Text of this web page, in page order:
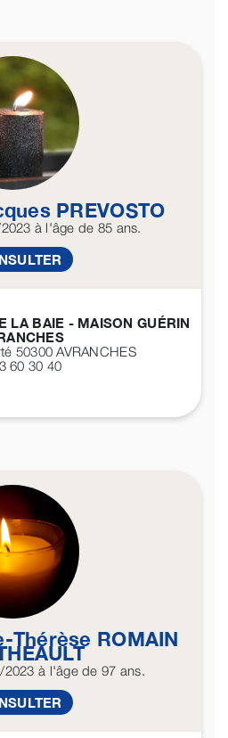
PREVOSTO
à l'âge de 85 ans.
LA BAIE - MAISON GUÉRIN
50300AVRANCHES
60 30 40
Thérèse ROMAIN
à l'âge de 97 ans.